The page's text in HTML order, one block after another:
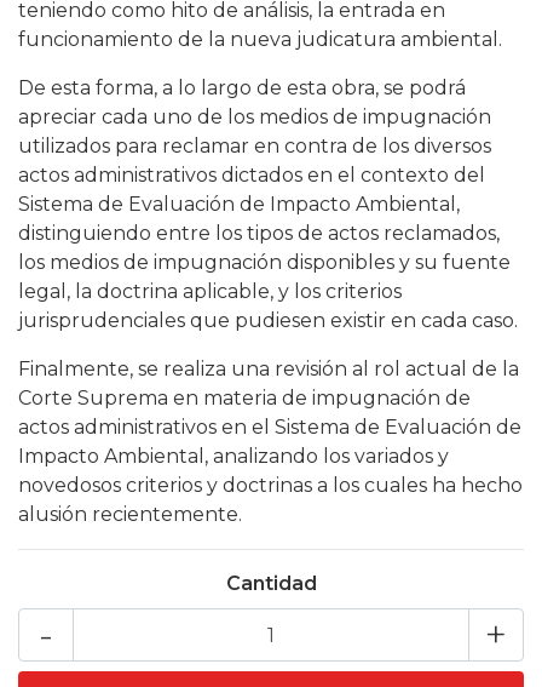
teniendo como hito de análisis, la entrada en
funcionamiento de la nueva judicatura ambiental.
De esta forma, a lo largo de esta obra, se podrá
apreciar cada uno de los medios de impugnación
utilizados para reclamar en contra de los diversos
actos administrativos dictados en el contexto del
Sistema de Evaluación de Impacto Ambiental,
distinguiendo entre los tipos de actos reclamados,
los medios de impugnación disponibles y su fuente
legal, la doctrina aplicable, y los criterios
jurisprudenciales que pudiesen existir en cada caso.
Finalmente, se realiza una revisión al rol actual de la
Corte Suprema en materia de impugnación de
actos administrativos en el Sistema de Evaluación de
Impacto Ambiental, analizando los variados y
novedosos criterios y doctrinas a los cuales ha hecho
alusión recientemente.
Cantidad
+
-